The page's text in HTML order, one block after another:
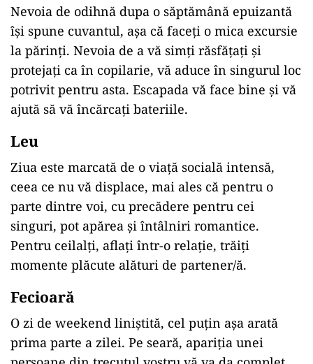
Nevoia de odihnă dupa o săptămână epuizantă
își spune cuvantul, așa că faceți o mica excursie
la părinți. Nevoia de a vă simți răsfățați și
protejați ca în copilarie, vă aduce în singurul loc
potrivit pentru asta. Escapada vă face bine și vă
ajută să vă încărcați bateriile.
Leu
Ziua este marcată de o viață socială intensă,
ceea ce nu vă displace, mai ales că pentru o
parte dintre voi, cu precădere pentru cei
singuri, pot apărea și întâlniri romantice.
Pentru ceilalți, aflați într-o relație, trăiți
momente plăcute alături de partener/ă.
Fecioară
O zi de weekend liniștită, cel puțin așa arată
prima parte a zilei. Pe seară, apariția unei